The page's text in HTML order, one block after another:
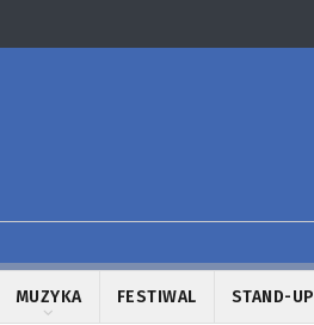
MUZYKA FESTIWAL STAND-UP